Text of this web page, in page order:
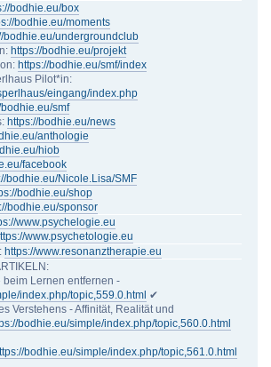
bodhie.eu/box
bodhie.eu/moments
bodhie.eu/undergroundclub
https://bodhie.eu/projekt
https://bodhie.eu/smf/index
Pilot*in:
eingang/index.php
smf
https://bodhie.eu/news
anthologie
hiob
facebook
bodhie.eu/Nicole.Lisa/SMF
bodhie.eu/shop
bodhie.eu/sponsor
www.psychelogie.eu
www.psychetologie.eu
https://www.resonanztherapie.eu
Lernen entfernen -
index.php/topic,559.0.html ✔
Verstehens - Affinität, Realität und
bodhie.eu/simple/index.php/topic,560.0.html
bodhie.eu/simple/index.php/topic,561.0.html